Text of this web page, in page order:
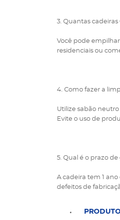
3. Quantas
Você pode
residenciais ou
4. Como fazer a
Utilize sabão
Evite o uso de
5. Qual é o prazo
A cadeira tem 1
defeitos de